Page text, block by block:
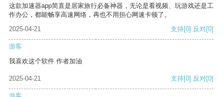
这款加速器app简直是居家旅行必备神器，无论是看视频、玩游戏还是工
作办公，都能畅享高速网络，再也不用担心网速卡顿了。
2025-04-21
支持[0] 反对[0]
游客
我喜欢这个软件 作者加油
2025-04-21 支持[0] 反对[0]